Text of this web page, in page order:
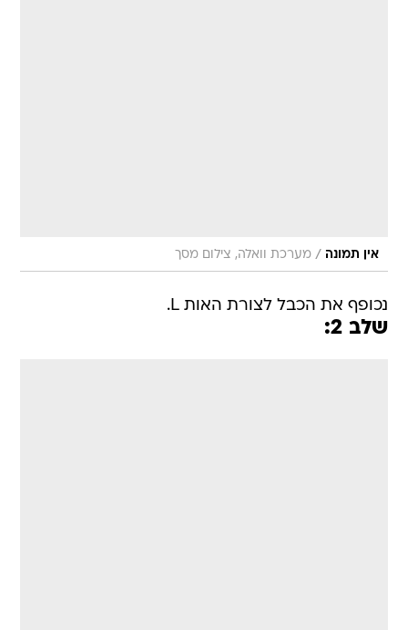
אין תמונה / מערכת וואלה, צילום מסך
נכופף את הכבל לצורת האות L.
שלב 2: